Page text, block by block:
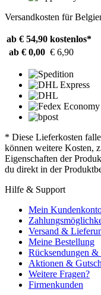
Versandkosten für
ab € 54,90 kostenlos*
ab € 0,00 € 6,90
* Diese Lieferkosten
können weitere Kosten,
Eigenschaften der
du direkt in der
Hilfe & Support
Mein
Versand &
Meine Bestellung
Rücksendungen &
Aktionen &
Weitere Fragen?
Firmenkunden